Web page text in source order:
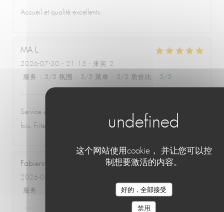
这个网站使用cookie， 并让您可以控
制想要激活的内容。
好的，全部接受
禁用
Accueil et qualité excellents
MA L
2026-07-30 - 21:15 - 来宾 2
服务 : 5/5 氛围 : 5/5 菜单 : 5/5 质价比 : 5/5
Service excellent, souriant et attentionné, comme à chaque
fois. Frites délicieuses. La poulpe rôtie est géniale.
Fabienne
2026-08-01
服务
/5 质价比: 5/5